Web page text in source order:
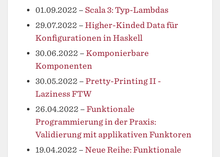
01.09.2022 – Scala 3: Typ-Lambdas
29.07.2022 – Higher-Kinded Data für
Konfigurationen in Haskell
30.06.2022 – Komponierbare
Komponenten
30.05.2022 – Pretty-Printing II -
Laziness FTW
26.04.2022 – Funktionale
Programmierung in der Praxis:
Validierung mit applikativen Funktoren
19.04.2022 – Neue Reihe: Funktionale